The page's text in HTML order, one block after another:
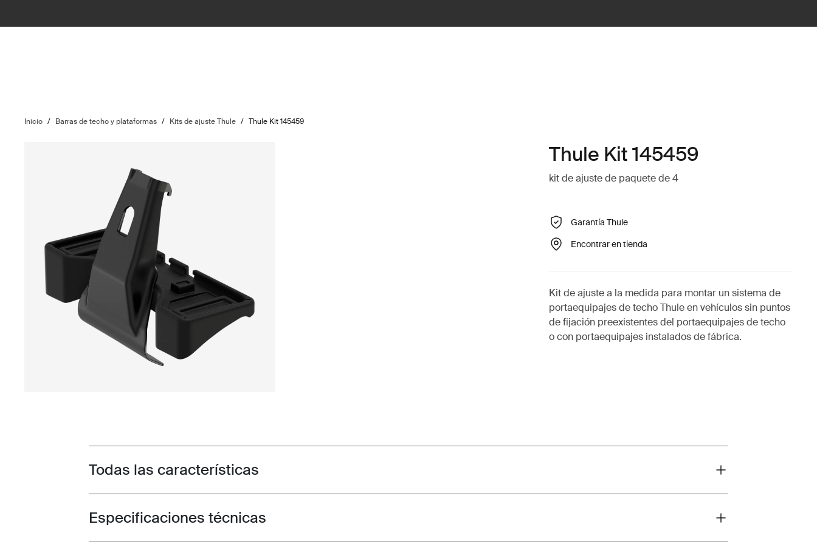
Inicio / Barras de techo y plataformas / Kits de ajuste Thule / Thule Kit 145459
Thule Kit 145459
kit de ajuste de paquete de 4
Garantía Thule
Encontrar en tienda
Kit de ajuste a la medida para montar un sistema de
portaequipajes de techo Thule en vehículos sin puntos
de fijación preexistentes del portaequipajes de techo
o con portaequipajes instalados de fábrica.
Toggle features
Todas las características
Toggle techspec
Especificaciones técnicas